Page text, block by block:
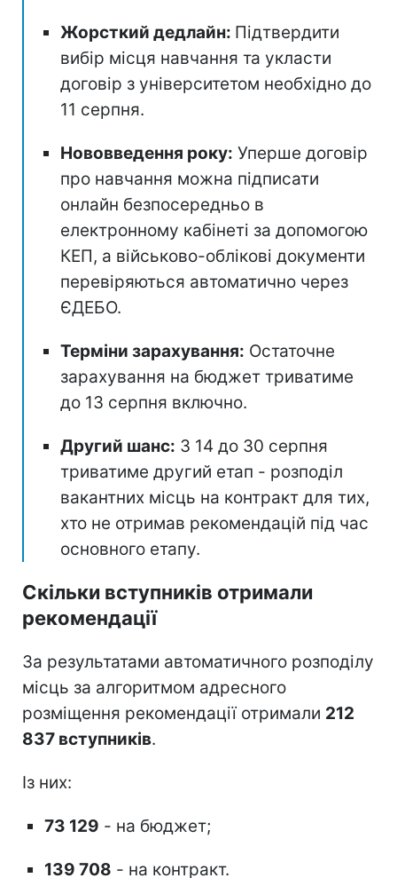
Жорсткий дедлайн: Підтвердити
вибір місця навчання та укласти
договір з університетом необхідно до
11 серпня.
Нововведення року: Уперше договір
про навчання можна підписати
онлайн безпосередньо в
електронному кабінеті за допомогою
КЕП, а військово-облікові документи
перевіряються автоматично через
ЄДЕБО.
Терміни зарахування: Остаточне
зарахування на бюджет триватиме
до 13 серпня включно.
Другий шанс: З 14 до 30 серпня
триватиме другий етап - розподіл
вакантних місць на контракт для тих,
хто не отримав рекомендацій під час
основного етапу.
Скільки вступників отримали
рекомендації
За результатами автоматичного розподілу
місць за алгоритмом адресного
розміщення рекомендації отримали 212
837 вступників.
Із них:
73 129 - на бюджет;
139 708 - на контракт.